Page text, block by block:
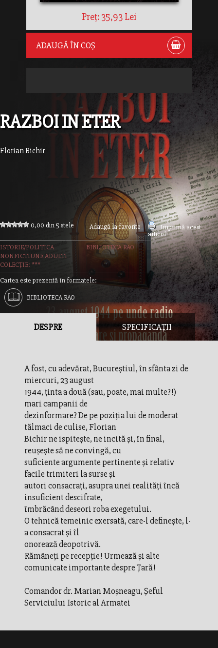
Preț: 35,93 Lei
ADAUGĂ ÎN COȘ
RAZBOI IN ETER
Florian Bichir
0,00 din 5 stele Adaugă la favorite
Imprimă acest
articol
ISTORIE/POLITICA
BIBLIOTECA RAO
NONFICTIUNE ADULTI
COLECȚIE: ***
Cartea este prezentă în formatele:
BIBLIOTECA RAO
DESPRE SPECIFICAȚII
A fost, cu adevărat, Bucureştiul, în sfânta zi de
miercuri, 23 august
1944, ţinta a două (sau, poate, mai multe?!)
mari campanii de
dezinformare? De pe poziţia lui de moderat
tălmaci de culise, Florian
Bichir ne ispiteşte, ne incită şi, în final,
reuşeşte să ne convingă, cu
suficiente argumente pertinente şi relativ
facile trimiteri la surse şi
autori consacraţi, asupra unei realităţi încă
insuficient descifrate,
îmbrăcând deseori roba exegetului.
O tehnică temeinic exersată, care-l defineşte, l-
a consacrat şi îl
onorează deopotrivă.
Rămâneţi pe recepţie! Urmează şi alte
comunicate importante despre Ţară!
Comandor dr. Marian Moşneagu, Şeful
Serviciului Istoric al Armatei